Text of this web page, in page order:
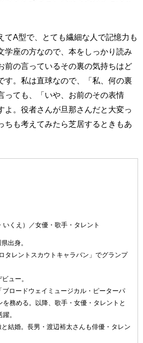
てA型で、とても繊細な人で記憶力も
学座の方なので、本をしっかり読み
前の言っているその裏の気持ちはど
す。私は直球なので、「私、何の裏
っても、「いや、お前のその表情
。役者さんが旦那さんだと大変っ
ちも考えてみたら芝居するときもあ
くえ）／女優・歌手・タレント
出身。
タレントスカウトキャラバン」でグランプ
ュー。
ブロードウェイミュージカル・ピーターパ
務める。以降、歌手・女優・タレントと
。
結婚。長男・渡辺裕太さんも俳優・タレン